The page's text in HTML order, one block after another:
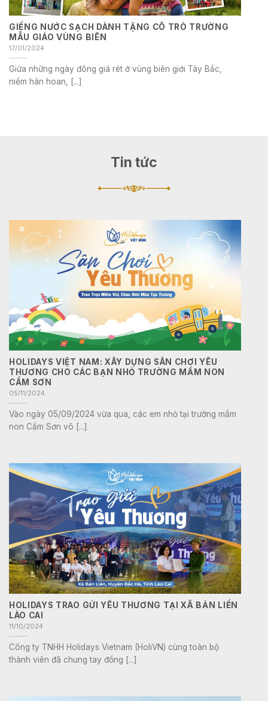
GIẾNG NƯỚC SẠCH DÀNH TẶNG CÔ TRÒ TRƯỜNG
MẪU GIÁO VÙNG BIÊN
17/01/2024
Giữa những ngày đông giá rét ở vùng biên giới Tây Bắc,
niềm hân hoan, [...]
Tin tức
HOLIDAYS VIỆT NAM: XÂY DỰNG SÂN CHƠI YÊU
THƯƠNG CHO CÁC BẠN NHỎ TRƯỜNG MẦM NON
CẨM SƠN
05/11/2024
Vào ngày 05/09/2024 vừa qua, các em nhỏ tại trường mầm
non Cẩm Sơn vô [...]
HOLIDAYS TRAO GỬI YÊU THƯƠNG TẠI XÃ BẢN LIỀN
LÀO CAI
11/10/2024
Công ty TNHH Holidays Vietnam (HoliVN) cùng toàn bộ
thành viên đã chung tay đồng [...]